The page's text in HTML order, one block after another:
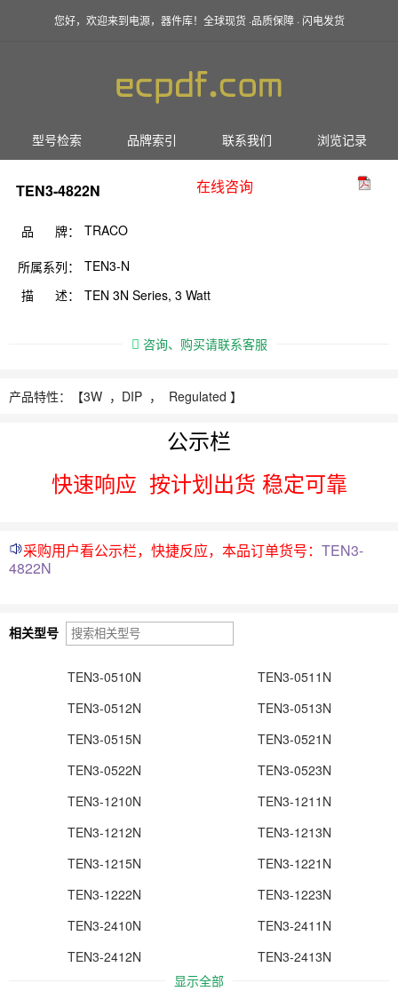
您好，欢迎来到电源，器件库！全球现货 ·品质保障 · 闪电发货
型号检索 品牌索引 联系我们 浏览记录
TEN3-4822N 在线咨询
品 牌： TRACO
所属系列：
TEN3-N
描 述：
TEN 3N Series, 3 Watt
咨询、购买请联系客服
产品特性：【3W ， DIP ， Regulated 】
公示栏
快速响应 按计划出货 稳定可靠
采购用户看公示栏，快捷反应，本品订单货号： TEN3-
4822N
相关型号
TEN3-0510N
TEN3-0511N
TEN3-0512N
TEN3-0513N
TEN3-0515N
TEN3-0521N
TEN3-0522N
TEN3-0523N
TEN3-1210N
TEN3-1211N
TEN3-1212N
TEN3-1213N
TEN3-1215N
TEN3-1221N
TEN3-1222N
TEN3-1223N
TEN3-2410N
TEN3-2411N
TEN3-2412N
TEN3-2413N
显示全部